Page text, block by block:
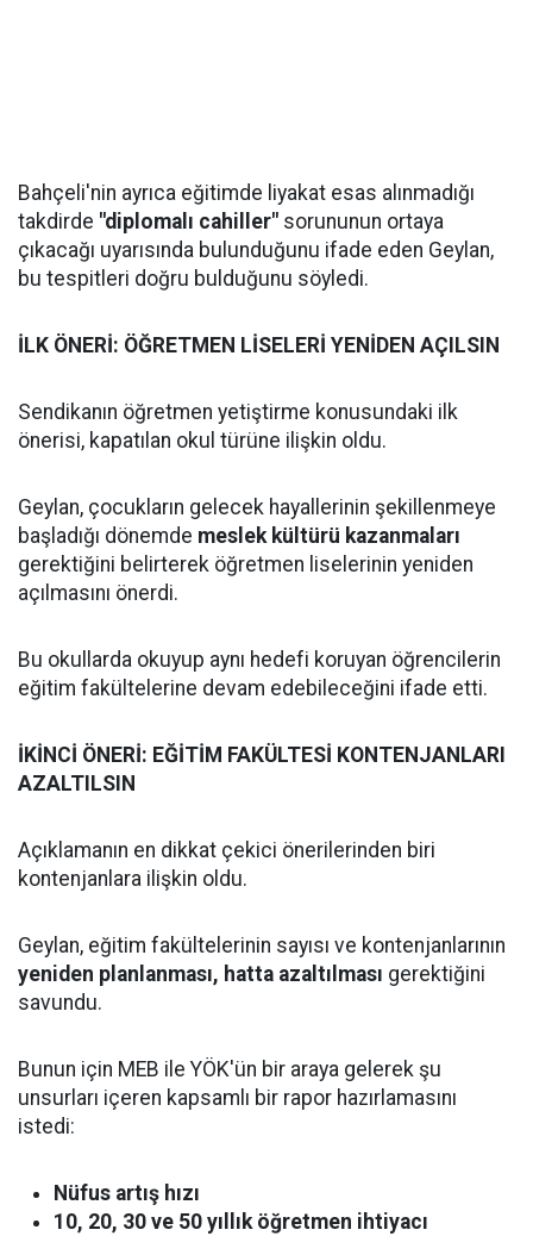
Bahçeli'nin ayrıca eğitimde liyakat esas alınmadığı
takdirde "diplomalı cahiller" sorununun ortaya
çıkacağı uyarısında bulunduğunu ifade eden Geylan,
bu tespitleri doğru bulduğunu söyledi.
İLK ÖNERİ: ÖĞRETMEN LİSELERİ YENİDEN AÇILSIN
Sendikanın öğretmen yetiştirme konusundaki ilk
önerisi, kapatılan okul türüne ilişkin oldu.
Geylan, çocukların gelecek hayallerinin şekillenmeye
başladığı dönemde meslek kültürü kazanmaları
gerektiğini belirterek öğretmen liselerinin yeniden
açılmasını önerdi.
Bu okullarda okuyup aynı hedefi koruyan öğrencilerin
eğitim fakültelerine devam edebileceğini ifade etti.
İKİNCİ ÖNERİ: EĞİTİM FAKÜLTESİ KONTENJANLARI
AZALTILSIN
Açıklamanın en dikkat çekici önerilerinden biri
kontenjanlara ilişkin oldu.
Geylan, eğitim fakültelerinin sayısı ve kontenjanlarının
yeniden planlanması, hatta azaltılması gerektiğini
savundu.
Bunun için MEB ile YÖK'ün bir araya gelerek şu
unsurları içeren kapsamlı bir rapor hazırlamasını
istedi:
Nüfus artış hızı
10, 20, 30 ve 50 yıllık öğretmen ihtiyacı